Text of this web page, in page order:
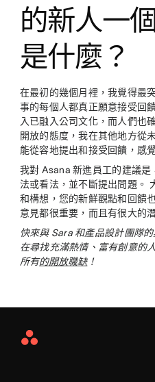
的新人一
是什麼？
在最初的幾個月裡，我覺得最
事的每個人都真正願意接受回
入已融入公司文化，而人們也
開放的態度，我在其他地方從
能從容地提出和接受回饋，感
我對 Asana 新進員工的建議
法或看法，並不斷提出問題。
和構想，您的新鮮觀點和回饋
意見都很重要，而且有很大的
快來與 Sara 和產品設計團隊
在尋找充滿熱情、富有創意的
所有的開放職缺！
Asana